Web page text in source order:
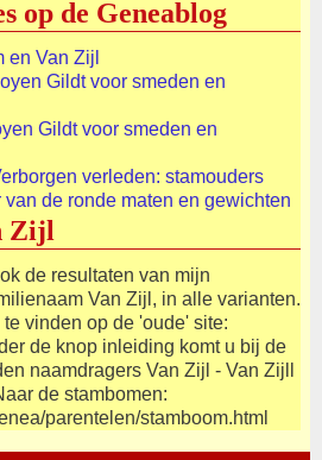
op de Geneablog
en Van Zijl
Gildt voor smeden en
Gildt voor smeden en
verleden: stamouders
van de ronde maten en gewichten
Zijl
de resultaten van mijn
Van Zijl, in alle varianten.
vinden op de 'oude' site:
de knop inleiding komt u bij de
naamdragers Van Zijl - Van Zijll
de stambomen:
parentelen/stamboom.html